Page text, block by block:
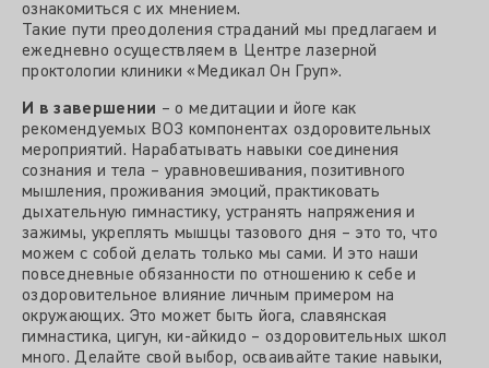
ознакомиться с их мнением.
Такие пути преодоления страданий мы предлагаем и
ежедневно осуществляем в Центре лазерной
проктологии клиники «Медикал Он Груп».
И в завершении – о медитации и йоге как
рекомендуемых ВОЗ компонентах оздоровительных
мероприятий. Нарабатывать навыки соединения
сознания и тела – уравновешивания, позитивного
мышления, проживания эмоций, практиковать
дыхательную гимнастику, устранять напряжения и
зажимы, укреплять мышцы тазового дня – это то, что
можем с собой делать только мы сами. И это наши
повседневные обязанности по отношению к себе и
оздоровительное влияние личным примером на
окружающих. Это может быть йога, славянская
гимнастика, цигун, ки-айкидо – оздоровительных школ
много. Делайте свой выбор, осваивайте такие навыки,